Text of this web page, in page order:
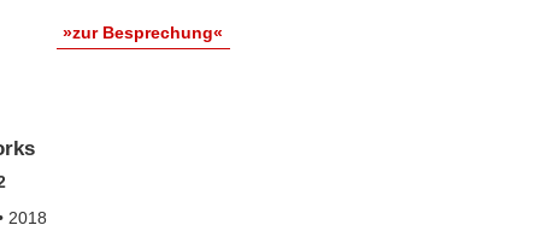
»zur Besprechung«
2018